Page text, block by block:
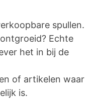
spullen.
Echte
het in bij de
of artikelen waar
is.